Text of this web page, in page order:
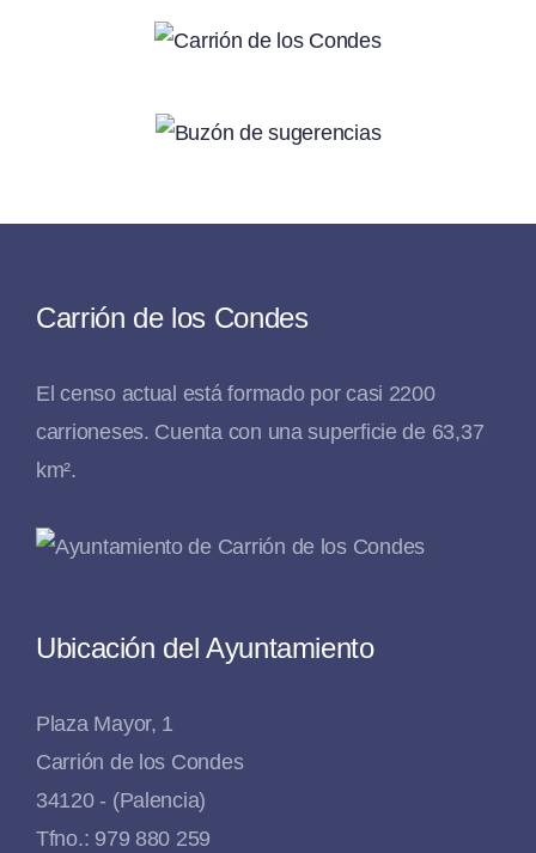
Carrión de los Condes
El censo actual está formado por casi 2200
carrioneses. Cuenta con una superficie de 63,37
km².
Ubicación del Ayuntamiento
Plaza Mayor, 1
Carrión de los Condes
34120 - (Palencia)
Tfno.: 979 880 259